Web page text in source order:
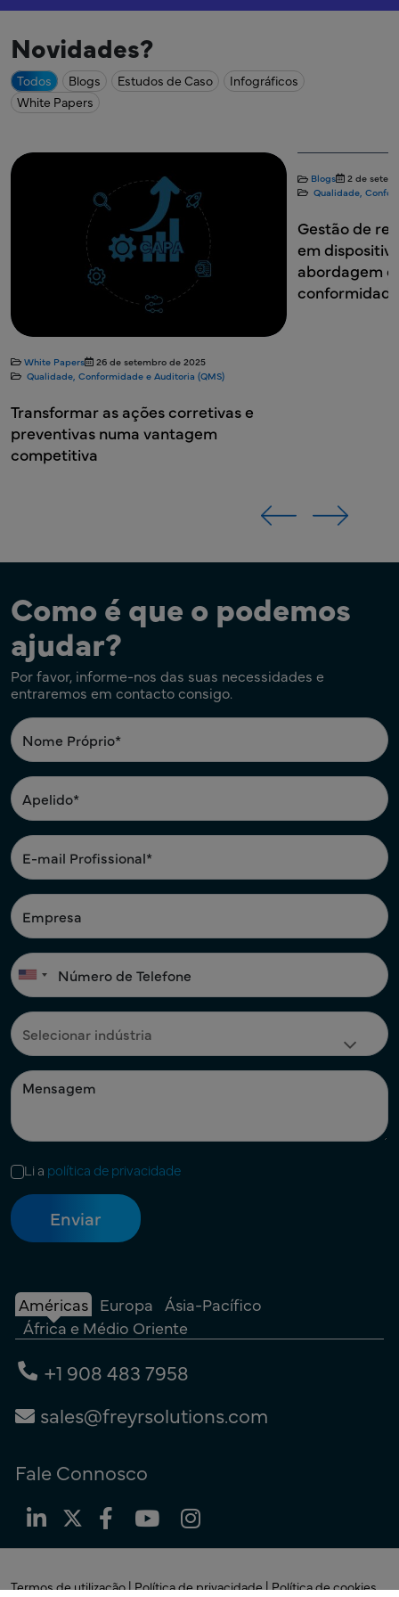
Novidades?
Todos Blogs Estudos de Caso
Infográficos
White Papers
White Papers
26 de setembro de 2025
Qualidade, Conformidade e Auditoria (QMS)
Transformar as ações corretivas e
preventivas numa vantagem
competitiva
Blogs
2 de
Qualidade,
Gestão de
em
abordagem
Como é que o podemos
ajudar?
Por favor, informe-nos das suas necessidades e
entraremos em contacto consigo.
Li a política de privacidade
Américas Europa Ásia-Pacífico
África e Médio Oriente
+1 908 483 7958
sales@freyrsolutions.com
Fale Connosco
Termos de utilização|Política de privacidade|Política de cookies